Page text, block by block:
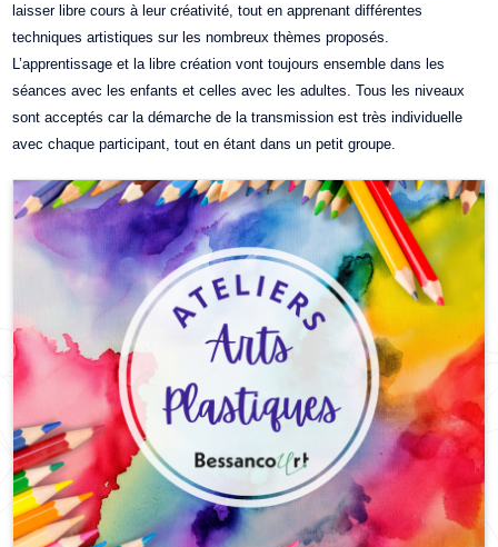
laisser libre cours à leur créativité, tout en apprenant différentes
techniques artistiques sur les nombreux thèmes proposés.
L’apprentissage et la libre création vont toujours ensemble dans les
séances avec les enfants et celles avec les adultes. Tous les niveaux
sont acceptés car la démarche de la transmission est très individuelle
avec chaque participant, tout en étant dans un petit groupe.